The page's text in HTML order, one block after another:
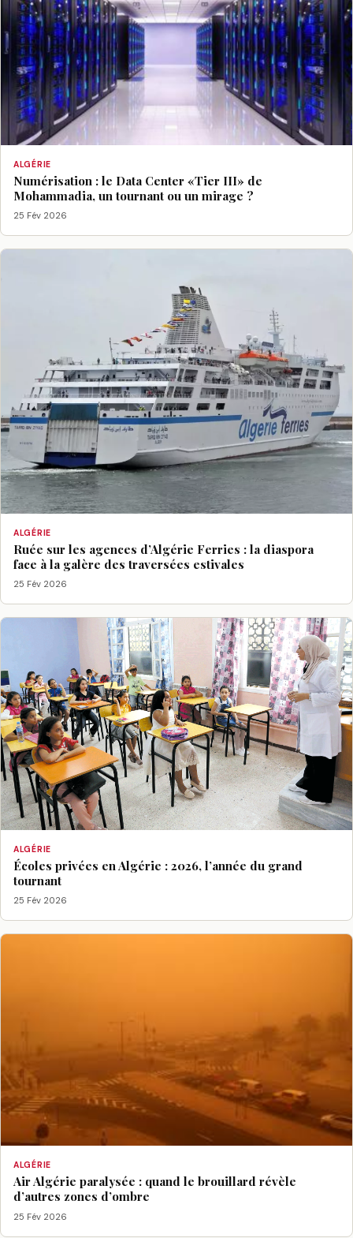
ALGÉRIE
Numérisation : le Data Center «Tier III» de
Mohammadia, un tournant ou un mirage ?
25 Fév 2026
ALGÉRIE
Ruée sur les agences d’Algérie Ferries : la diaspora
face à la galère des traversées estivales
25 Fév 2026
ALGÉRIE
Écoles privées en Algérie : 2026, l’année du grand
tournant
25 Fév 2026
ALGÉRIE
Air Algérie paralysée : quand le brouillard révèle
d’autres zones d’ombre
25 Fév 2026